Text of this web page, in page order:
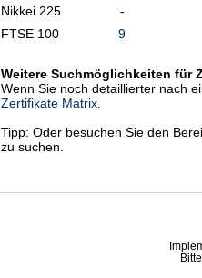
Nikkei 225
-
FTSE 100
9
Weitere Suchmöglichkeiten für
Wenn Sie noch detaillierter nach
Zertifikate Matrix.
Tipp: Oder besuchen Sie den
zu suchen.